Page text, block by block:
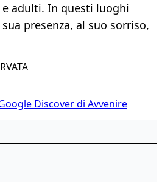
adulti. In questi luoghi
presenza, al suo sorriso,
Discover di Avvenire